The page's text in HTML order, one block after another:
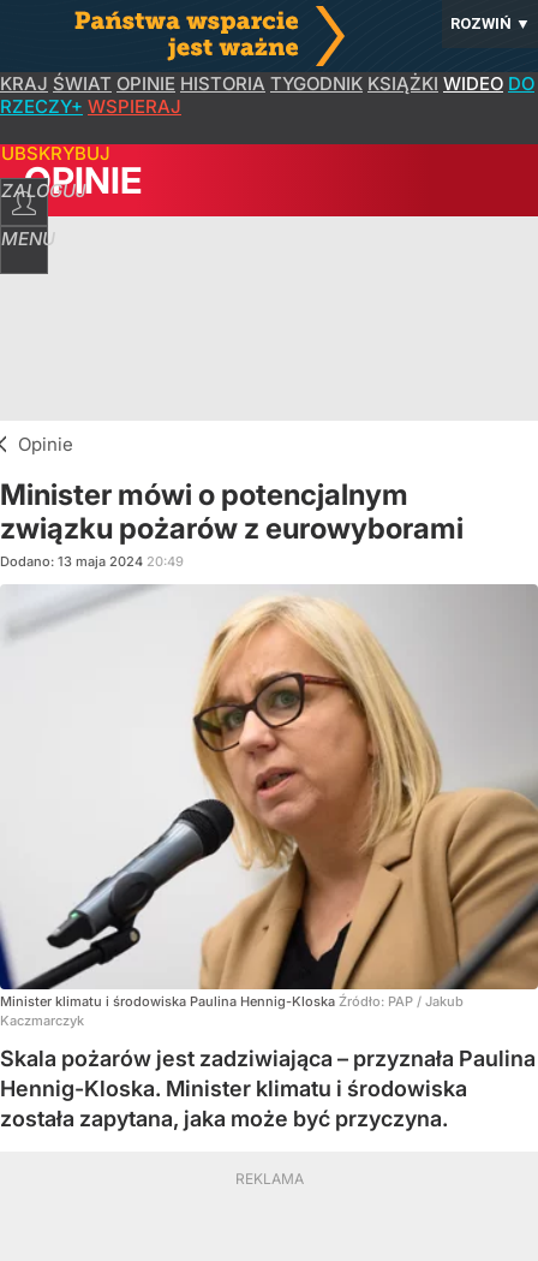
ROZWIŃ ▼
KRAJ ŚWIAT OPINIE HISTORIA TYGODNIK KSIĄŻKI WIDEO DO
RZECZY+ WSPIERAJ
ZALOGUJ
MENU
OPINIE
Opinie
Minister mówi o potencjalnym
związku pożarów z eurowyborami
Dodano: 13 maja 2024 20:49
Minister klimatu i środowiska Paulina Hennig-Kloska Źródło: PAP / Jakub
Kaczmarczyk
Skala pożarów jest zadziwiająca – przyznała Paulina
Hennig-Kloska. Minister klimatu i środowiska
została zapytana, jaka może być przyczyna.